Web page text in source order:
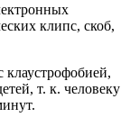
клипс, скоб,
т. к. человеку